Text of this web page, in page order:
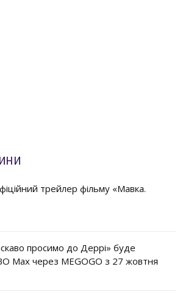
трейлер фільму «Мавка.
просимо до Деррі» буде
Max через MEGOGO з 27 жовтня